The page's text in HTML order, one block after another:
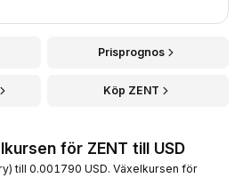
Prisprognos
Köp ZENT
för ZENT till USD
till 0.001790 USD. Växelkursen för